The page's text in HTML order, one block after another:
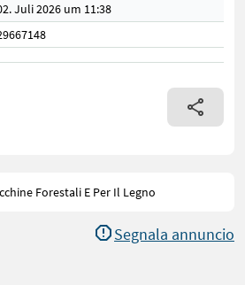
Juli 2026 um 11:38
Forestali E Per Il Legno
Segnala annuncio